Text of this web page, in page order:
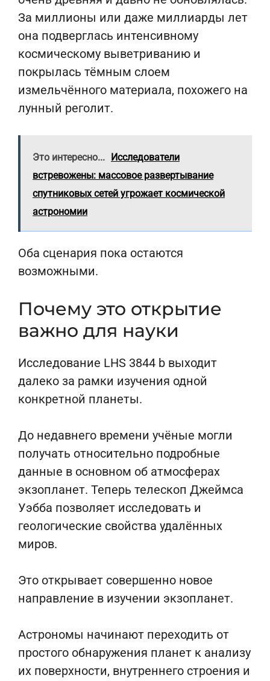
За миллионы или даже миллиарды лет
она подверглась интенсивному
космическому выветриванию и
покрылась тёмным слоем
измельчённого материала, похожего на
лунный реголит.
Это интересно... Исследователи
встревожены: массовое развертывание
спутниковых сетей угрожает космической
астрономии
Оба сценария пока остаются
возможными.
Почему это открытие
важно для науки
Исследование LHS 3844 b выходит
далеко за рамки изучения одной
конкретной планеты.
До недавнего времени учёные могли
получать относительно подробные
данные в основном об атмосферах
экзопланет. Теперь телескоп Джеймса
Уэбба позволяет исследовать и
геологические свойства удалённых
миров.
Это открывает совершенно новое
направление в изучении экзопланет.
Астрономы начинают переходить от
простого обнаружения планет к анализу
их поверхности, внутреннего строения и